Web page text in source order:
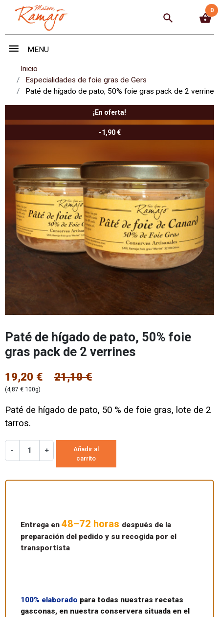
search shopping_basket
0
menu MENU
Inicio
Especialidades de foie gras de Gers
Paté de hígado de pato, 50% foie gras pack de 2 verrines
¡En oferta!
-1,90 €
Paté de hígado de pato, 50% foie
gras pack de 2 verrines
19,20 € 21,10 €
(4,87 € 100g)
Paté de hígado de pato, 50 % de foie gras, lote de 2
tarros.
- +
Añadir al
carrito
Entrega en 48–72 horas después de la
preparación del pedido y su recogida por el
transportista
100% elaborado para todas nuestras recetas
gasconas, en nuestra conservera situada en el